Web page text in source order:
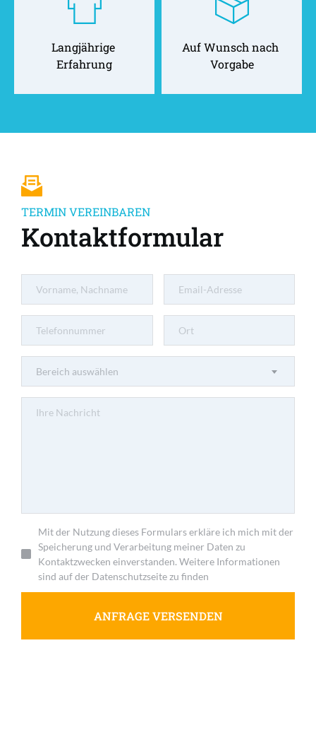
Langjährige
Erfahrung
Auf Wunsch nach
Vorgabe
TERMIN VEREINBAREN
Kontaktformular
Bereich auswählen
Mit der Nutzung dieses Formulars erkläre ich mich mit der
Speicherung und Verarbeitung meiner Daten zu
Kontaktzwecken einverstanden. Weitere Informationen
sind auf der Datenschutzseite zu finden
ANFRAGE VERSENDEN